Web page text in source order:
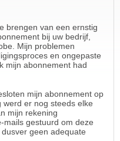
brengen van een ernstig
bij uw bedrijf,
Mijn problemen
en ongepaste
mijn abonnement had
mijn abonnement op
er nog steeds elke
mijn rekening
mails gestuurd om deze
geen adequate